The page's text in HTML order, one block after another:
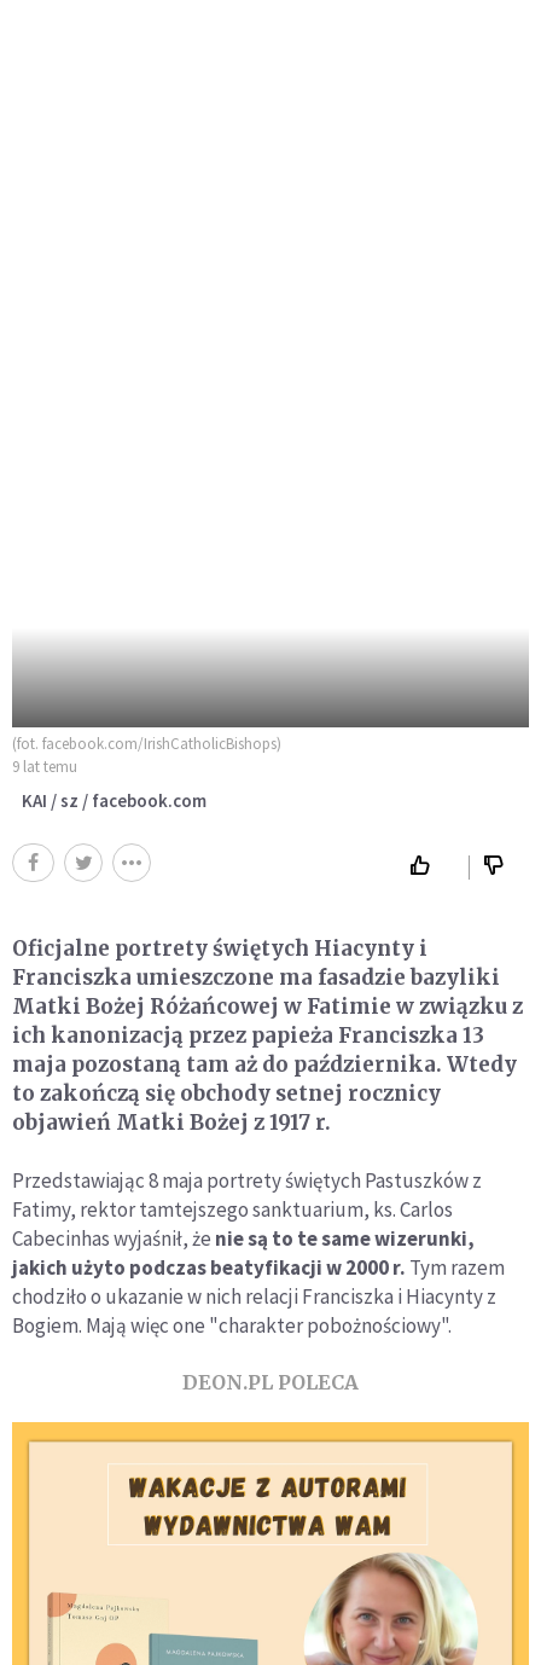
(fot. facebook.com/IrishCatholicBishops)
9 lat temu
KAI / sz / facebook.com
Oficjalne portrety świętych Hiacynty i
Franciszka umieszczone ma fasadzie bazyliki
Matki Bożej Różańcowej w Fatimie w związku z
ich kanonizacją przez papieża Franciszka 13
maja pozostaną tam aż do października. Wtedy
to zakończą się obchody setnej rocznicy
objawień Matki Bożej z 1917 r.
Przedstawiając 8 maja portrety świętych Pastuszków z
Fatimy, rektor tamtejszego sanktuarium, ks. Carlos
Cabecinhas wyjaśnił, że nie są to te same wizerunki,
jakich użyto podczas beatyfikacji w 2000 r. Tym razem
chodziło o ukazanie w nich relacji Franciszka i Hiacynty z
Bogiem. Mają więc one "charakter pobożnościowy".
DEON.PL POLECA